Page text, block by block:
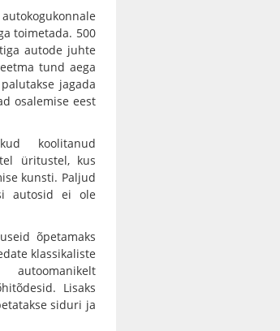
toimetada. 500
autode juhte
tund aega
jagada
osalemise eest
koolitanud
üritustel, kus
kunsti. Paljud
autosid ei ole
õpetamaks
klassikaliste
Lisaks
siduri ja